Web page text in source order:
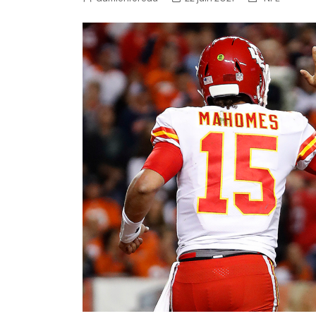
NFL – Power Rankings
Pronostics et paris NFL
Super Bowl LIX
Histoire et Légendes